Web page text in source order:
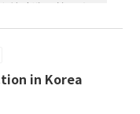
Optimization,
. RO는 입력자료
확실성을 제어하는
기존의 최적화
화의 비정상성을
in Korea